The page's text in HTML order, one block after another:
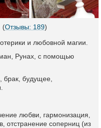
(Отзывы: 189)
и любовной магии.
Рунах, с помощью
брак, будущее,
любви, гармонизация,
отстранение соперниц (из